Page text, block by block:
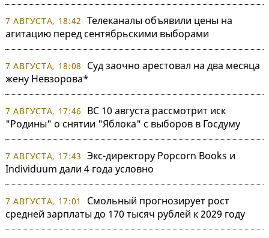
7 АВГУСТА, 18:42 Телеканалы объявили цены на
агитацию перед сентябрьскими выборами
7 АВГУСТА, 18:08
Суд заочно арестовал на два месяца
жену Невзорова*
7 АВГУСТА, 17:46
ВС 10 августа рассмотрит иск
"Родины" о снятии "Яблока" с выборов в Госдуму
7 АВГУСТА, 17:43 Экс-директору Popcorn Books и
Individuum дали 4 года условно
7 АВГУСТА, 17:01
Смольный прогнозирует рост
средней зарплаты до 170 тысяч рублей к 2029 году